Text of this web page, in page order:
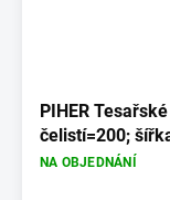
PIHER
čelistí=200;
NA OBJEDNÁNÍ